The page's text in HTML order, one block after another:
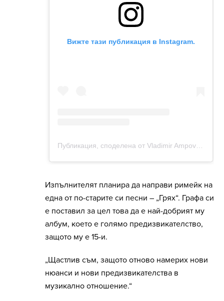
Изпълнителят планира да направи римейк на
една от по-старите си песни – „Грях“. Графа си
е поставил за цел това да е най-добрият му
албум, което е голямо предизвикателство,
защото му е 15-и.
„Щастлив съм, защото отново намерих нови
нюанси и нови предизвикателства в
музикално отношение.“